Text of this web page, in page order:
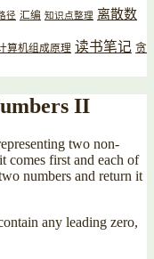
径 汇编 知识点整理 离散数
算机组成原理 读书笔记 贪
II
two non-
comes first and each of
numbers and return it
any leading zero,